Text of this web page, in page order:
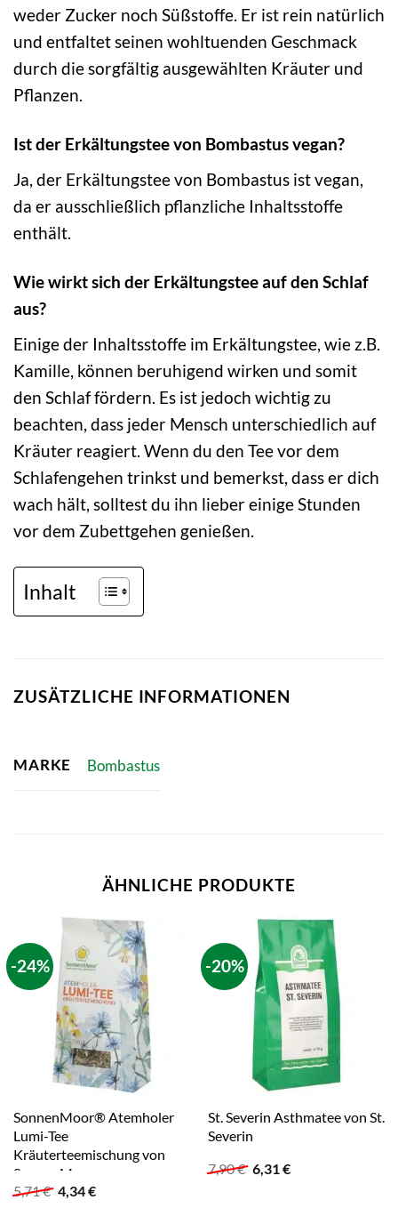
weder Zucker noch Süßstoffe. Er ist rein natürlich
und entfaltet seinen wohltuenden Geschmack
durch die sorgfältig ausgewählten Kräuter und
Pflanzen.
Ist der Erkältungstee von Bombastus vegan?
Ja, der Erkältungstee von Bombastus ist vegan,
da er ausschließlich pflanzliche Inhaltsstoffe
enthält.
Wie wirkt sich der Erkältungstee auf den Schlaf
aus?
Einige der Inhaltsstoffe im Erkältungstee, wie z.B.
Kamille, können beruhigend wirken und somit
den Schlaf fördern. Es ist jedoch wichtig zu
beachten, dass jeder Mensch unterschiedlich auf
Kräuter reagiert. Wenn du den Tee vor dem
Schlafengehen trinkst und bemerkst, dass er dich
wach hält, solltest du ihn lieber einige Stunden
vor dem Zubettgehen genießen.
Inhalt
ZUSÄTZLICHE INFORMATIONEN
MARKE Bombastus
ÄHNLICHE PRODUKTE
-24%
SonnenMoor® Atemholer
Lumi-Tee
Kräuterteemischung von
SonnenMoor
5,71€ Ursprünglicher
4,34€Aktueller
-20%
St. Severin Asthmatee von St.
Severin
7,90€ Ursprünglicher
6,31€Aktueller